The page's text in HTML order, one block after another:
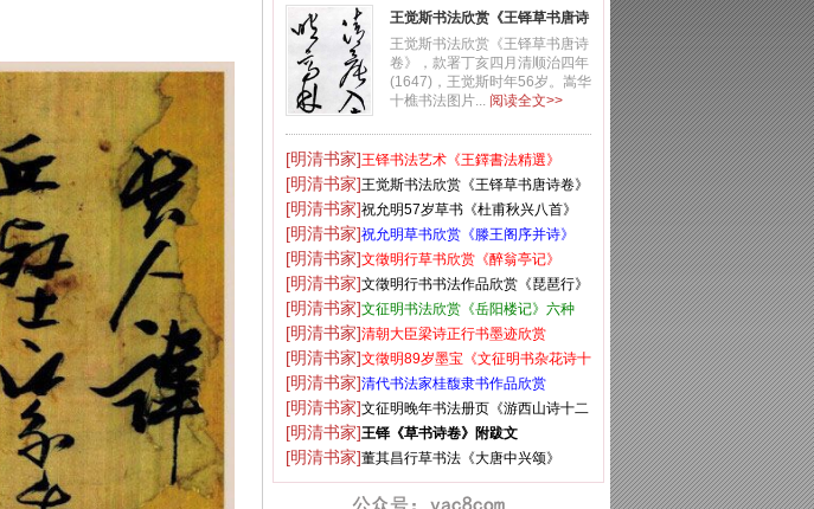
王觉斯书法欣赏《王铎草书唐诗
卷》
王觉斯书法欣赏《王铎草书唐诗
卷》，款署丁亥四月清顺治四年
(1647)，王觉斯时年56岁。嵩华
十樵书法图片... 阅读全文>>
[明清书家]王铎书法艺术《王鐸書法精選》
[明清书家]王觉斯书法欣赏《王铎草书唐诗卷》
[明清书家]祝允明57岁草书《杜甫秋兴八首》
[明清书家]祝允明草书欣赏《滕王阁序并诗》
[明清书家]文徵明行草书欣赏《醉翁亭记》
[明清书家]文徵明行书书法作品欣赏《琵琶行》
两种
[明清书家]文征明书法欣赏《岳阳楼记》六种
[明清书家]清朝大臣梁诗正行书墨迹欣赏
[明清书家]文徵明89岁墨宝《文征明书杂花诗十
二首》
[明清书家]清代书法家桂馥隶书作品欣赏
[明清书家]文征明晚年书法册页《游西山诗十二
首》
[明清书家]王铎《草书诗卷》附跋文
[明清书家]董其昌行草书法《大唐中兴颂》